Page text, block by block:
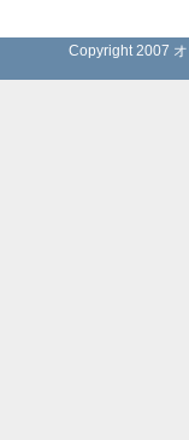
Copyright 2007